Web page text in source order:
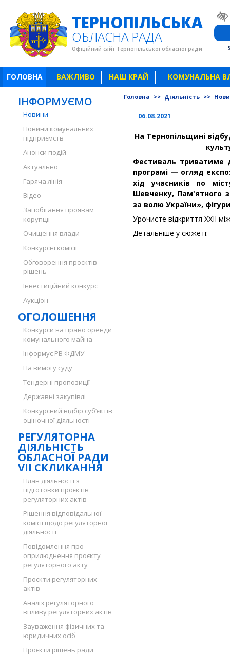
ТЕРНОПІЛЬСЬКА
ОБЛАСНА РАДА
Офіційний сайт Тернопільської обласної ради
ГОЛОВНА ВАЖЛИВО НАШ КРАЙ КОМУНАЛЬНА
ІНФОРМУЄМО
Новини
Новини комунальних
підприємств
Анонси подій
Актуально
Гаряча лінія
Відео
Запобігання проявам
корупції
Очищення влади
Конкурсні комісії
Обговорення проєктів
рішень
Інвестиційний конкурс
Аукціон
ОГОЛОШЕННЯ
Конкурси на право оренди
комунального майна
Інформує РВ ФДМУ
На вимогу суду
Тендерні пропозиції
Державні закупівлі
Конкурсний відбір суб’єктів
оціночної діяльності
РЕГУЛЯТОРНА
ДІЯЛЬНІСТЬ
ОБЛАСНОЇ РАДИ
VII СКЛИКАННЯ
План діяльності з
підготовки проєктів
регуляторних актів
Рішення відповідальної
комісії щодо регуляторної
діяльності
Повідомлення про
оприлюднення проєкту
регуляторного акту
Проєкти регуляторних
актів
Аналіз регуляторного
впливу регуляторних актів
Зауваження фізичних та
юридичних осіб
Проєкти рішень ради
Головна >> Діяльність >>
06.08.2021
На Тернопільщині
Фестиваль триватиме
програмі — огляд
хід учасників по
Шевченку, Пам'ятного
за волю України»,
Урочисте відкриття ХХІІ
Детальніше у сюжеті: